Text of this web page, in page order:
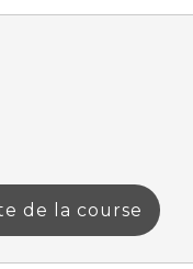
de la course